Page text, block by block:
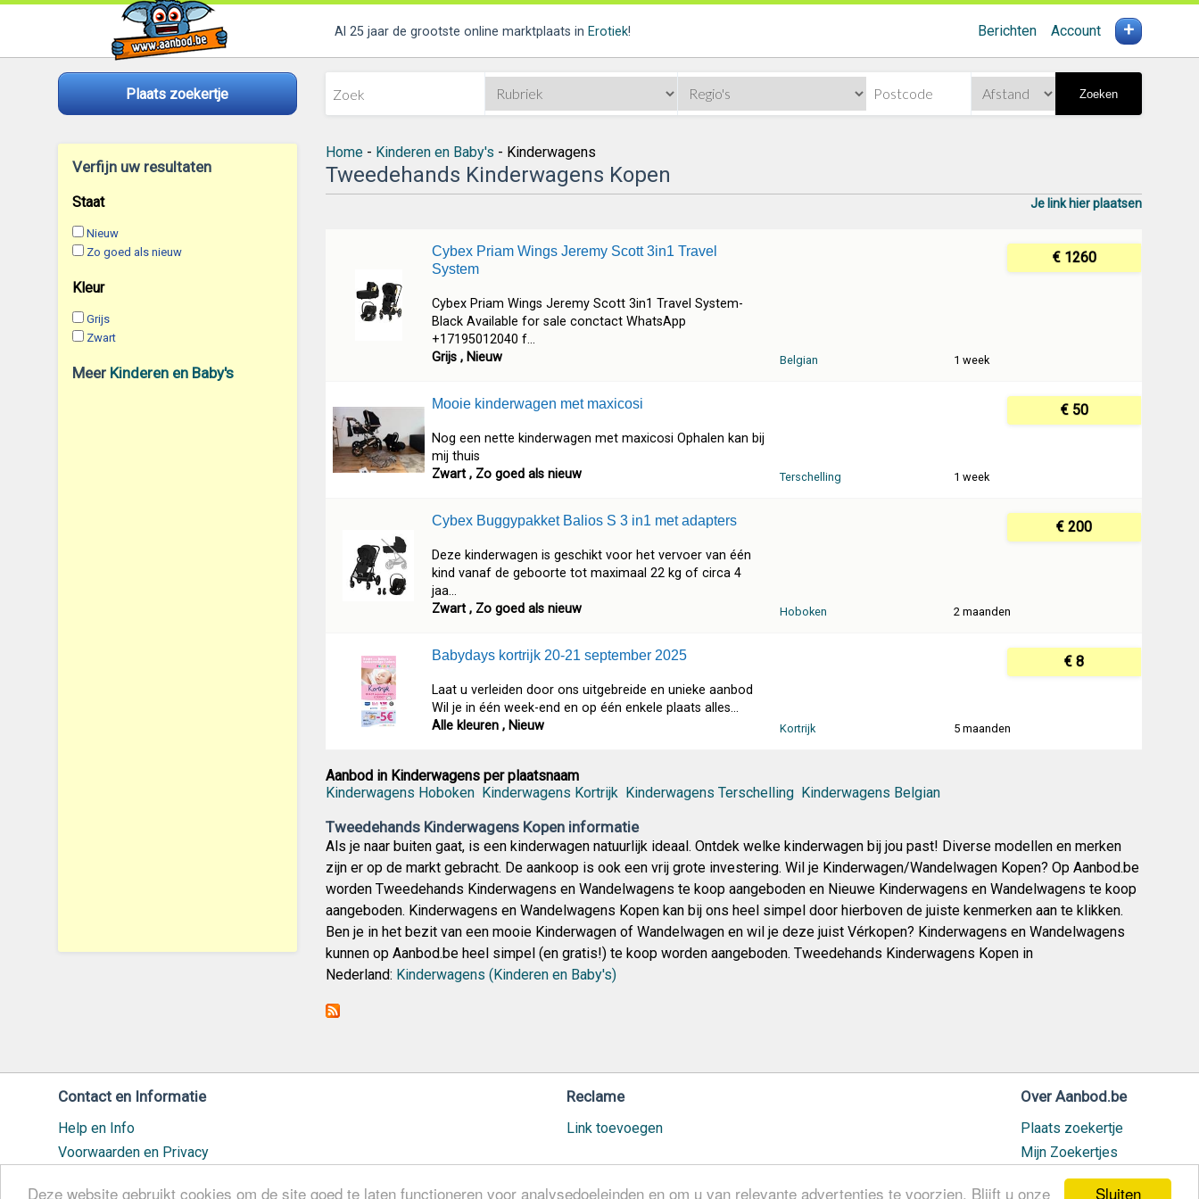
Sluiten
Deze website gebruikt cookies om de site goed te laten functioneren voor analysedoeleinden en om u van relevante advertenties te voorzien. Blijft u onze
Al 25 jaar de grootste online marktplaats in Erotiek! Berichten Account +
Plaats zoekertje Zoeken
Verfijn uw resultaten
Staat
Nieuw
Zo goed als nieuw
Kleur
Grijs
Zwart
Meer Kinderen en Baby's
Home- Kinderen en Baby's - Kinderwagens
Tweedehands Kinderwagens Kopen
Je link hier plaatsen
Cybex Priam Wings Jeremy Scott 3in1 Travel
System
Cybex Priam Wings Jeremy Scott 3in1 Travel System-
Black Available for sale conctact WhatsApp
+17195012040 f...
Grijs , Nieuw
€ 1260
Belgian 1 week
Mooie kinderwagen met maxicosi
Nog een nette kinderwagen met maxicosi Ophalen kan bij
mij thuis
Zwart , Zo goed als nieuw
€ 50
Terschelling 1 week
Cybex Buggypakket Balios S 3 in1 met adapters
Deze kinderwagen is geschikt voor het vervoer van één
kind vanaf de geboorte tot maximaal 22 kg of circa 4
jaa...
Zwart , Zo goed als nieuw
€ 200
Hoboken 2 maanden
Babydays kortrijk 20-21 september 2025
Laat u verleiden door ons uitgebreide en unieke aanbod
Wil je in één week-end en op één enkele plaats alles...
Alle kleuren , Nieuw
€ 8
Kortrijk 5 maanden
Aanbod in Kinderwagens per plaatsnaam
Kinderwagens Hoboken Kinderwagens Kortrijk Kinderwagens Terschelling Kinderwagens Belgian
Tweedehands Kinderwagens Kopen informatie
Als je naar buiten gaat, is een kinderwagen natuurlijk ideaal. Ontdek welke kinderwagen bij jou past! Diverse modellen en merken
zijn er op de markt gebracht. De aankoop is ook een vrij grote investering. Wil je Kinderwagen/Wandelwagen Kopen? Op Aanbod.be
worden Tweedehands Kinderwagens en Wandelwagens te koop aangeboden en Nieuwe Kinderwagens en Wandelwagens te koop
aangeboden. Kinderwagens en Wandelwagens Kopen kan bij ons heel simpel door hierboven de juiste kenmerken aan te klikken.
Ben je in het bezit van een mooie Kinderwagen of Wandelwagen en wil je deze juist Vérkopen? Kinderwagens en Wandelwagens
kunnen op Aanbod.be heel simpel (en gratis!) te koop worden aangeboden. Tweedehands Kinderwagens Kopen in
Nederland: Kinderwagens (Kinderen en Baby's)
Contact en Informatie
Help en Info
Voorwaarden en Privacy
Reclame
Link toevoegen
Over Aanbod.be
Plaats zoekertje
Mijn Zoekertjes
Contact / Helpdesk